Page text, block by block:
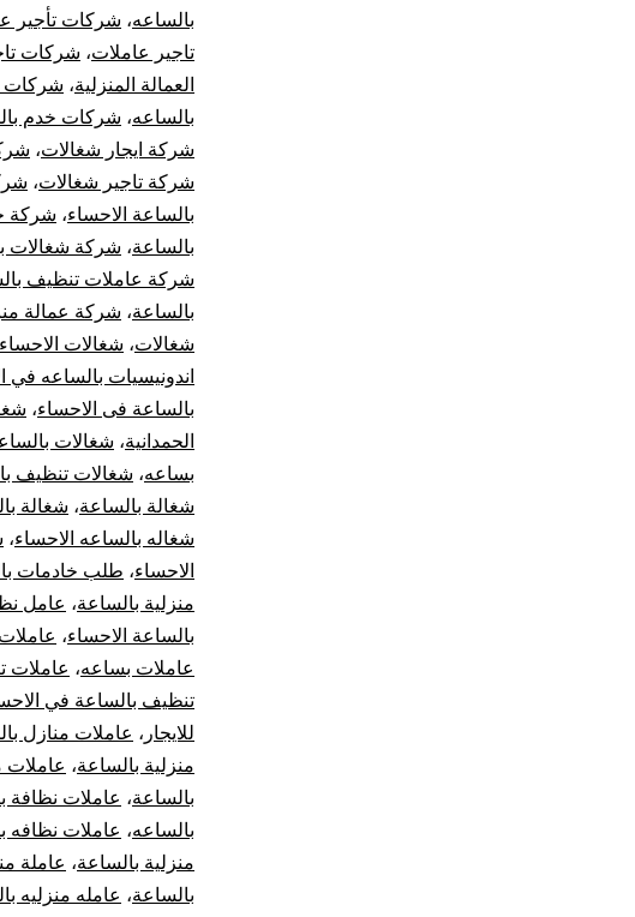
بالساعه، شركات تأجير
تاجير عاملات، شركات
العمالة المنزلية، شركات
بالساعه، شركات خدم
شركة ايجار شغالات،
شركة تاجير شغالات،
بالساعة الاحساء، شركة
بالساعة، شركة شغالات
شركة عاملات تنظيف
بالساعة، شركة عمالة
شغالات، شغالات الاحساء
اندونيسيات بالساعه في
بالساعة فى الاحساء،
الحمدانية، شغالات
بساعه، شغالات تنظيف
شغالة بالساعة، شغالة
شغاله بالساعه الاحساء،
الاحساء، طلب خادمات
منزلية بالساعة، عامل
بالساعة الاحساء،
عاملات بساعه، عاملات
تنظيف بالساعة في
للايجار ، عاملات منازل
منزلية بالساعة، عاملات
بالساعة، عاملات نظافة
بالساعه، عاملات نظافه
منزلية بالساعة، عاملة
بالساعة، عامله منزليه